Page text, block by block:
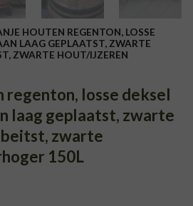
HOUTEN REGENTON, LOSSE
LAAG GEPLAATST, ZWARTE
ZWARTE HOUT/IJZEREN
regenton, losse deksel
laag geplaatst, zwarte
zwarte
150L